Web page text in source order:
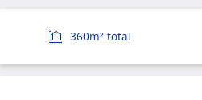
360m² total